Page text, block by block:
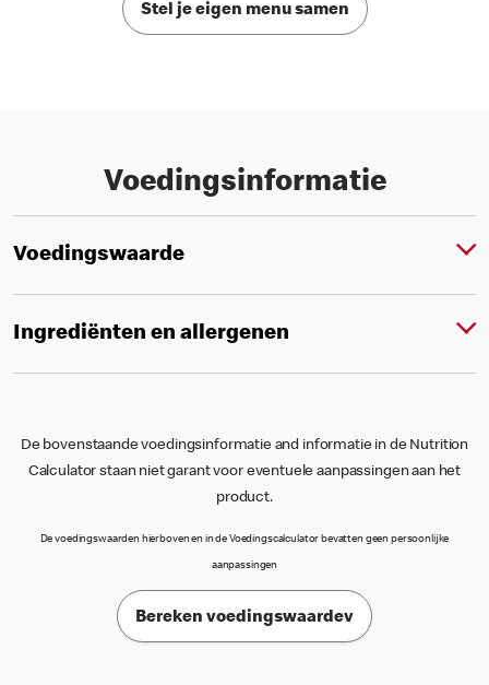
Stel je eigen menu samen
Voedingsinformatie
Voedingswaarde
Ingrediënten en allergenen
De bovenstaande voedingsinformatie and informatie in de Nutrition
Calculator staan niet garant voor eventuele aanpassingen aan het
product.
De voedingswaarden hierboven en in de Voedingscalculator bevatten geen persoonlijke
aanpassingen
Bereken voedingswaardev